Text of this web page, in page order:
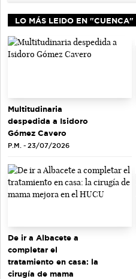
LO MÁS LEIDO EN "CUENCA"
Multitudinaria
despedida a Isidoro
Gómez Cavero
P.M. - 23/07/2026
De ir a Albacete a
completar el
tratamiento en casa: la
cirugía de mama